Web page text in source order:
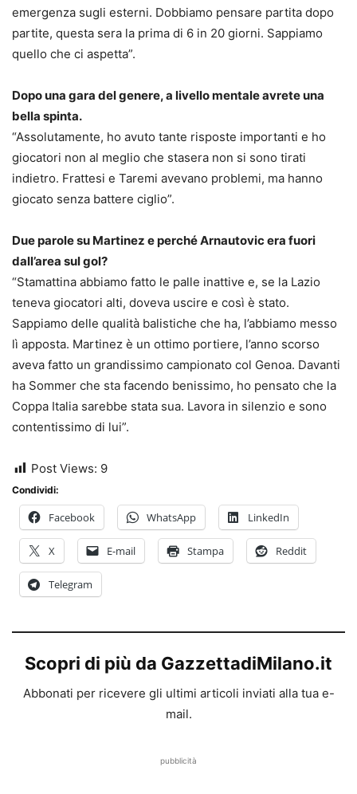
emergenza sugli esterni. Dobbiamo pensare partita dopo
partite, questa sera la prima di 6 in 20 giorni. Sappiamo
quello che ci aspetta”.
Dopo una gara del genere, a livello mentale avrete una
bella spinta.
“Assolutamente, ho avuto tante risposte importanti e ho
giocatori non al meglio che stasera non si sono tirati
indietro. Frattesi e Taremi avevano problemi, ma hanno
giocato senza battere ciglio”.
Due parole su Martinez e perché Arnautovic era fuori
dall’area sul gol?
“Stamattina abbiamo fatto le palle inattive e, se la Lazio
teneva giocatori alti, doveva uscire e così è stato.
Sappiamo delle qualità balistiche che ha, l’abbiamo messo
lì apposta. Martinez è un ottimo portiere, l’anno scorso
aveva fatto un grandissimo campionato col Genoa. Davanti
ha Sommer che sta facendo benissimo, ho pensato che la
Coppa Italia sarebbe stata sua. Lavora in silenzio e sono
contentissimo di lui”.
Post Views: 9
Condividi:
Facebook WhatsApp LinkedIn
X E-mail Stampa Reddit
Telegram
Scopri di più da GazzettadiMilano.it
Abbonati per ricevere gli ultimi articoli inviati alla tua e-
mail.
pubblicità